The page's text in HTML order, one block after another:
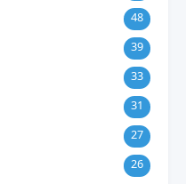
48
39
33
31
27
26